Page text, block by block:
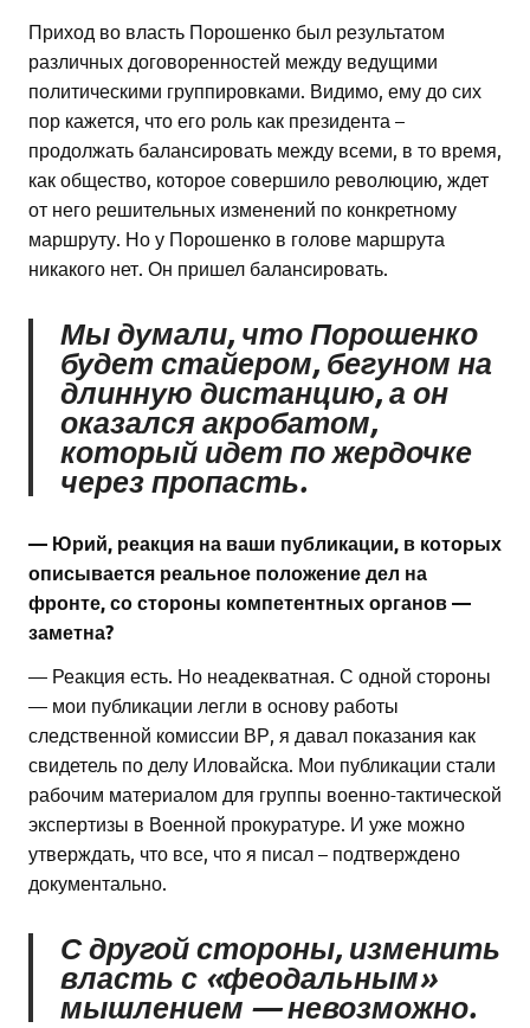
Приход во власть Порошенко был результатом
различных договоренностей между ведущими
политическими группировками. Видимо, ему до сих
пор кажется, что его роль как президента –
продолжать балансировать между всеми, в то время,
как общество, которое совершило революцию, ждет
от него решительных изменений по конкретному
маршруту. Но у Порошенко в голове маршрута
никакого нет. Он пришел балансировать.
Мы думали, что Порошенко
будет стайером, бегуном на
длинную дистанцию, а он
оказался акробатом,
который идет по жердочке
через пропасть.
— Юрий, реакция на ваши публикации, в которых
описывается реальное положение дел на
фронте, со стороны компетентных органов —
заметна?
— Реакция есть. Но неадекватная. С одной стороны
— мои публикации легли в основу работы
следственной комиссии ВР, я давал показания как
свидетель по делу Иловайска. Мои публикации стали
рабочим материалом для группы военно-тактической
экспертизы в Военной прокуратуре. И уже можно
утверждать, что все, что я писал – подтверждено
документально.
С другой стороны, изменить
власть с «феодальным»
мышлением — невозможно.